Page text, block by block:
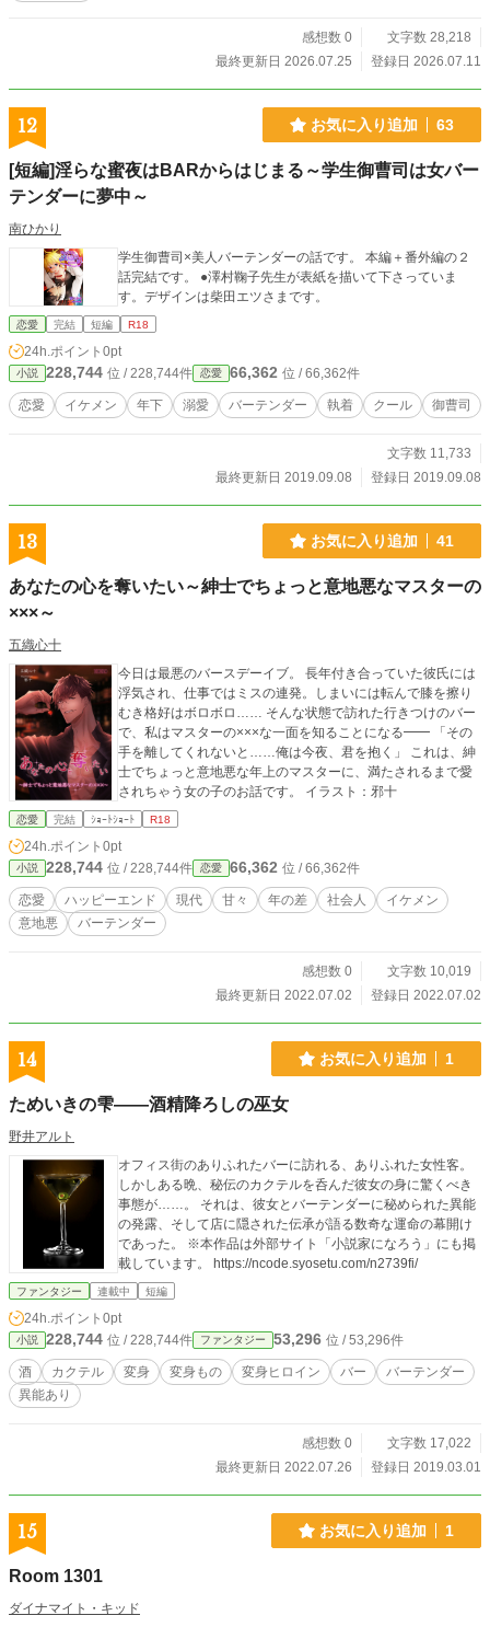
感想数 0
文字数 28,218
最終更新日 2026.07.25
登録日 2026.07.11
12 お気に入り追加 63
[短編]淫らな蜜夜はBARからはじまる～学生御曹司は女バー
テンダーに夢中～
南ひかり
学生御曹司×美人バーテンダーの話です。 本編＋番外編の２
話完結です。 ●澤村鞠子先生が表紙を描いて下さっていま
す。デザインは柴田エツさまです。
恋愛 完結 短編 R18
24h.ポイント 0pt
小説 228,744 位 / 228,744件 恋愛 66,362 位 / 66,362件
恋愛 イケメン 年下 溺愛 バーテンダー 執着 クール 御曹司
文字数 11,733
最終更新日 2019.09.08
登録日 2019.09.08
13 お気に入り追加 41
あなたの心を奪いたい～紳士でちょっと意地悪なマスターの
×××～
五織心十
今日は最悪のバースデーイブ。 長年付き合っていた彼氏には
浮気され、仕事ではミスの連発。しまいには転んで膝を擦り
むき格好はボロボロ…… そんな状態で訪れた行きつけのバー
で、私はマスターの×××な一面を知ることになる━━ 「その
手を離してくれないと……俺は今夜、君を抱く」 これは、紳
士でちょっと意地悪な年上のマスターに、満たされるまで愛
されちゃう女の子のお話です。 イラスト：邪十
恋愛 完結 ｼｮｰﾄｼｮｰﾄ R18
24h.ポイント 0pt
小説 228,744 位 / 228,744件 恋愛 66,362 位 / 66,362件
恋愛 ハッピーエンド 現代 甘々 年の差 社会人
イケメン
意地悪
バーテンダー
感想数 0
文字数 10,019
最終更新日 2022.07.02
登録日 2022.07.02
14 お気に入り追加 1
ためいきの雫――酒精降ろしの巫女
野井アルト
オフィス街のありふれたバーに訪れる、ありふれた女性客。
しかしある晩、秘伝のカクテルを呑んだ彼女の身に驚くべき
事態が……。 それは、彼女とバーテンダーに秘められた異能
の発露、そして店に隠された伝承が語る数奇な運命の幕開け
であった。 ※本作品は外部サイト「小説家になろう」にも掲
載しています。 https://ncode.syosetu.com/n2739fi/
ファンタジー 連載中 短編
24h.ポイント 0pt
小説 228,744 位 / 228,744件 ファンタジー 53,296 位 / 53,296件
酒 カクテル 変身 変身もの 変身ヒロイン バー
バーテンダー
異能あり
感想数 0
文字数 17,022
最終更新日 2022.07.26
登録日 2019.03.01
15 お気に入り追加 1
Room 1301
ダイナマイト・キッド